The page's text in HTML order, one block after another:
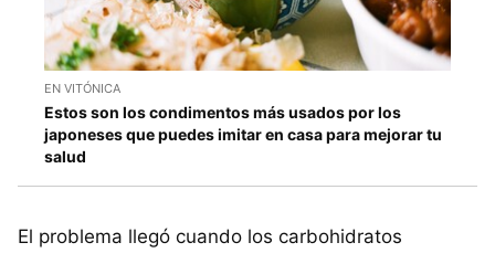
EN VITÓNICA
Estos son los condimentos más usados por los
japoneses que puedes imitar en casa para mejorar tu
salud
El problema llegó cuando los carbohidratos